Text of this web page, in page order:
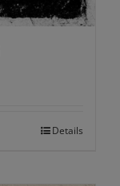
Details